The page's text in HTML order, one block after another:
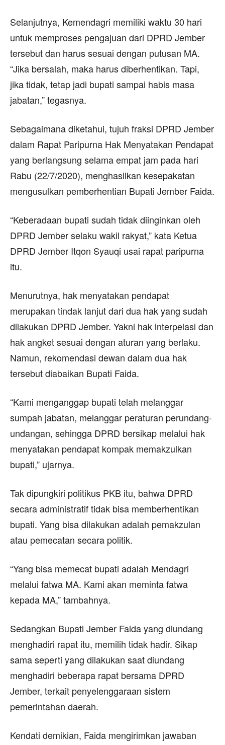
Selanjutnya, Kemendagri memiliki waktu 30 hari
untuk memproses pengajuan dari DPRD Jember
tersebut dan harus sesuai dengan putusan MA.
“Jika bersalah, maka harus diberhentikan. Tapi,
jika tidak, tetap jadi bupati sampai habis masa
jabatan,” tegasnya.
Sebagaimana diketahui, tujuh fraksi DPRD Jember
dalam Rapat Paripurna Hak Menyatakan Pendapat
yang berlangsung selama empat jam pada hari
Rabu (22/7/2020), menghasilkan kesepakatan
mengusulkan pemberhentian Bupati Jember Faida.
“Keberadaan bupati sudah tidak diinginkan oleh
DPRD Jember selaku wakil rakyat,” kata Ketua
DPRD Jember Itqon Syauqi usai rapat paripurna
itu.
Menurutnya, hak menyatakan pendapat
merupakan tindak lanjut dari dua hak yang sudah
dilakukan DPRD Jember. Yakni hak interpelasi dan
hak angket sesuai dengan aturan yang berlaku.
Namun, rekomendasi dewan dalam dua hak
tersebut diabaikan Bupati Faida.
“Kami menganggap bupati telah melanggar
sumpah jabatan, melanggar peraturan perundang-
undangan, sehingga DPRD bersikap melalui hak
menyatakan pendapat kompak memakzulkan
bupati,” ujarnya.
Tak dipungkiri politikus PKB itu, bahwa DPRD
secara administratif tidak bisa memberhentikan
bupati. Yang bisa dilakukan adalah pemakzulan
atau pemecatan secara politik.
“Yang bisa memecat bupati adalah Mendagri
melalui fatwa MA. Kami akan meminta fatwa
kepada MA,” tambahnya.
Sedangkan Bupati Jember Faida yang diundang
menghadiri rapat itu, memilih tidak hadir. Sikap
sama seperti yang dilakukan saat diundang
menghadiri beberapa rapat bersama DPRD
Jember, terkait penyelenggaraan sistem
pemerintahan daerah.
Kendati demikian, Faida mengirimkan jawaban